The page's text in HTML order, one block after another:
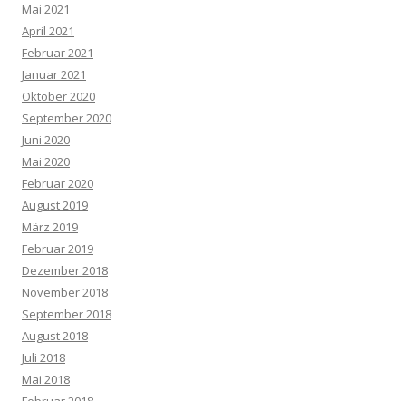
Mai 2021
April 2021
Februar 2021
Januar 2021
Oktober 2020
September 2020
Juni 2020
Mai 2020
Februar 2020
August 2019
März 2019
Februar 2019
Dezember 2018
November 2018
September 2018
August 2018
Juli 2018
Mai 2018